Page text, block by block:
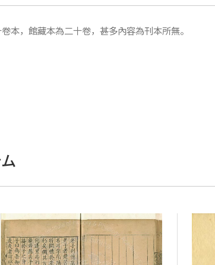
本，館藏本為二十卷，甚多內容為刊本所無。